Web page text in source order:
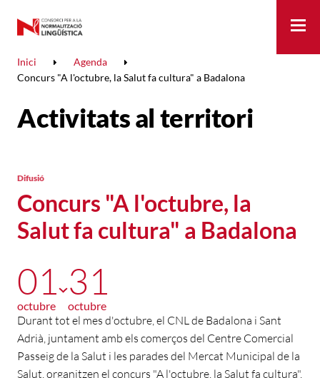
Inici
Agenda
Concurs "A l'octubre, la Salut fa cultura" a Badalona
Activitats al territori
Concurs "A l'octubre, la
Salut fa cultura" a Badalona
Difusió
01
octubre
31
octubre
Durant tot el mes d'octubre, el CNL de Badalona i Sant
Adrià, juntament amb els comerços del Centre Comercial
Passeig de la Salut i les parades del Mercat Municipal de la
Salut, organitzen el concurs "A l'octubre, la Salut fa cultura",